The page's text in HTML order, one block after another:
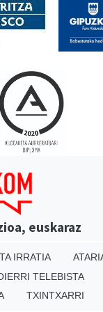
euskaraz
IRRATIA
TELEBISTA
TXINTXARRI